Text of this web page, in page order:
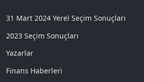
31 Mart 2024 Yerel Seçim Sonuçları
2023 Seçim Sonuçları
Yazarlar
Finans Haberleri